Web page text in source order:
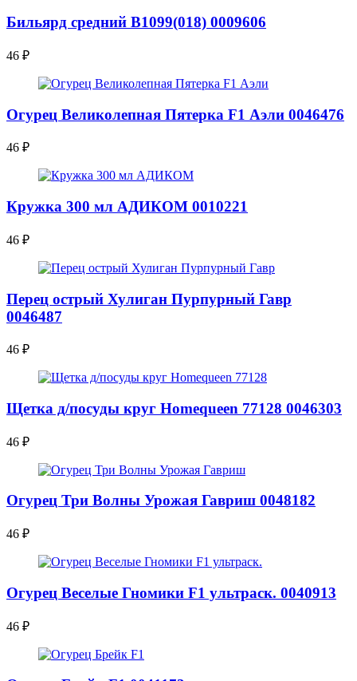
Бильярд средний В1099(018) 0009606
46 ₽
Огурец Великолепная Пятерка F1 Аэли 0046476
46 ₽
Кружка 300 мл АДИКОМ 0010221
46 ₽
Перец острый Хулиган Пурпурный Гавр
0046487
46 ₽
Щетка д/посуды круг Homequeen 77128 0046303
46 ₽
Огурец Три Волны Урожая Гавриш 0048182
46 ₽
Огурец Веселые Гномики F1 ультраск. 0040913
46 ₽